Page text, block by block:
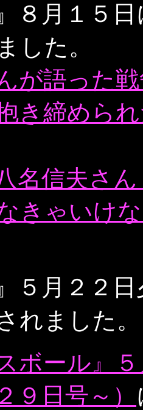
８月１５
した。
が語った
き締めら
名信夫さ
きゃいけ
５月２２
れました。
ボール』
９日号～）